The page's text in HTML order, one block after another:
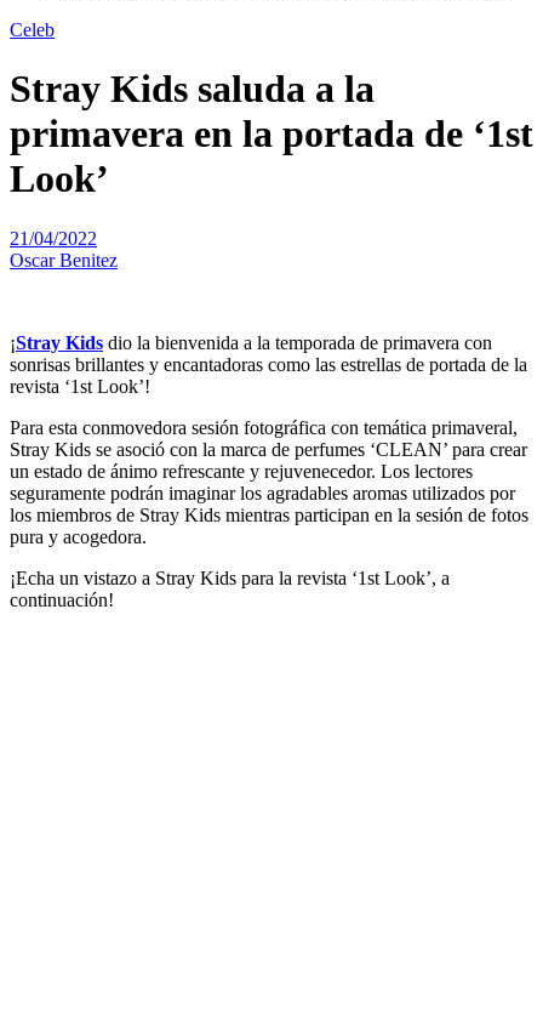
Celeb
Stray Kids saluda a la
primavera en la portada de ‘1st
Look’
21/04/2022
Oscar Benitez
¡Stray Kids dio la bienvenida a la temporada de primavera con
sonrisas brillantes y encantadoras como las estrellas de portada de la
revista ‘1st Look’!
Para esta conmovedora sesión fotográfica con temática primaveral,
Stray Kids se asoció con la marca de perfumes ‘CLEAN’ para crear
un estado de ánimo refrescante y rejuvenecedor. Los lectores
seguramente podrán imaginar los agradables aromas utilizados por
los miembros de Stray Kids mientras participan en la sesión de fotos
pura y acogedora.
¡Echa un vistazo a Stray Kids para la revista ‘1st Look’, a
continuación!